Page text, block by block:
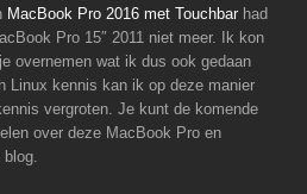
MacBook Pro 2016 met Touchbar had
Pro 15″ 2011 niet meer. Ik kon
overnemen wat ik dus ook gedaan
Linux kennis kan ik op deze manier
vergroten. Je kunt de komende
over deze MacBook Pro en